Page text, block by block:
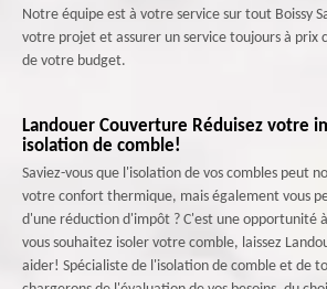
Notre équipe est à votre service sur tout Boissy
votre projet et assurer un service toujours à
de votre budget.
Landouer Couverture Réduisez votre
isolation de comble!
Saviez-vous que l'isolation de vos combles peut
votre confort thermique, mais également vous
d'une réduction d'impôt ? C'est une opportunité
vous souhaitez isoler votre comble, laissez
aider! Spécialiste de l'isolation de comble et de